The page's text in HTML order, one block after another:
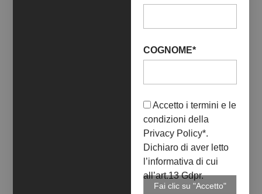
richiama il concetto di “esserci”,
: esplora memoria e
metamorfosi, indagando come il potere e il
controllo plasmano l’identità umana.
COGNOME*
Accetto i termini e le
condizioni della
Privacy Policy*.
Dichiaro di aver letto
l’informativa di cui
all’art.13 Gdpr.
Fai clic su "Accetto"